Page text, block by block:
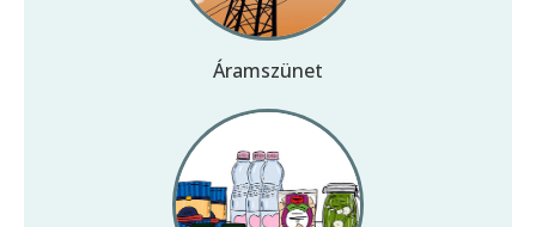
Áramszünet